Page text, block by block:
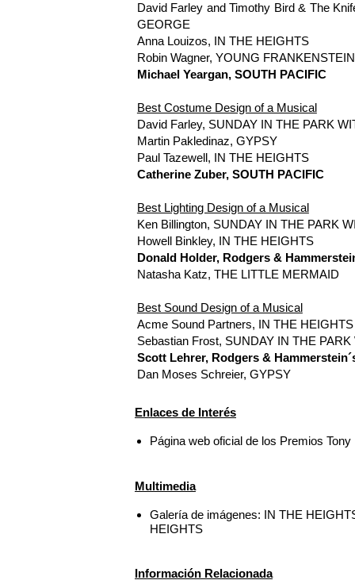
David Farley and Timothy Bird & The
GEORGE
Anna Louizos, IN THE HEIGHTS
Robin Wagner, YOUNG FRANKENSTEIN
Michael Yeargan, SOUTH PACIFIC
Best Costume Design of a Musical
David Farley, SUNDAY IN THE PARK
Martin Pakledinaz, GYPSY
Paul Tazewell, IN THE HEIGHTS
Catherine Zuber, SOUTH PACIFIC
Best Lighting Design of a Musical
Ken Billington, SUNDAY IN THE PARK
Howell Binkley, IN THE HEIGHTS
Donald Holder, Rodgers &
Natasha Katz, THE LITTLE MERMAID
Best Sound Design of a Musical
Acme Sound Partners, IN THE HEIGHTS
Sebastian Frost, SUNDAY IN THE
Scott Lehrer, Rodgers &
Dan Moses Schreier, GYPSY
Enlaces de Interés
Página web oficial de los Premios Tony
Multimedia
Galería de imágenes: IN THE
HEIGHTS
Información Relacionada